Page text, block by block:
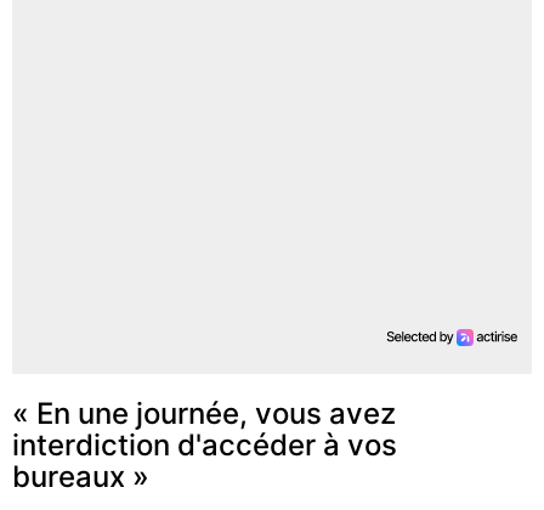
« En une journée, vous avez
interdiction d'accéder à vos
bureaux »